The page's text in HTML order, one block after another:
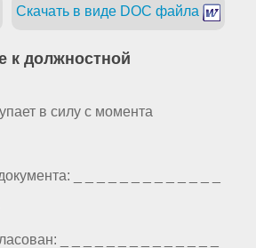
Скачать в виде DOC файла
к должностной
в силу с момента
_ _ _ _ _ _ _ _ _ _ _ _ _
_ _ _ _ _ _ _ _ _ _ _ _ _ _